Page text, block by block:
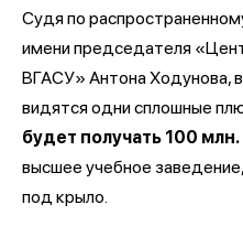
Судя по
имени председателя
ВГАСУ» Антона Ходунова,
видятся одни сплошные
будет получать 100 млн.
высшее учебное
под крыло.